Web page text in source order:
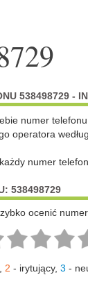
538498729 -
numer
operatora
numer
538498729
ocenić
2 - irytujący, 3 -